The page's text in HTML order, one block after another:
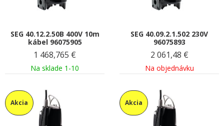
SEG 40.12.2.50B 400V 10m
kábel 96075905
1 468,765 €
Na sklade 1-10
SEG 40.09.2.1.502 230V
96075893
2 061,48 €
Na objednávku
Akcia Akcia